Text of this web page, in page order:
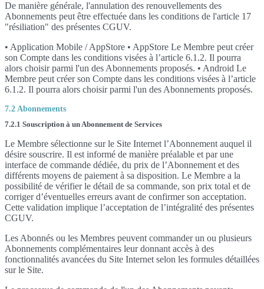
De manière générale, l'annulation des renouvellements des
Abonnements peut être effectuée dans les conditions de l'article 17
"résiliation" des présentes CGUV.
• Application Mobile / AppStore • AppStore Le Membre peut créer
son Compte dans les conditions visées à l’article 6.1.2. Il pourra
alors choisir parmi l'un des Abonnements proposés. • Android Le
Membre peut créer son Compte dans les conditions visées à l’article
6.1.2. Il pourra alors choisir parmi l'un des Abonnements proposés.
7.2 Abonnements
7.2.1 Souscription à un Abonnement de Services
Le Membre sélectionne sur le Site Internet l’Abonnement auquel il
désire souscrire. Il est informé de manière préalable et par une
interface de commande dédiée, du prix de l’Abonnement et des
différents moyens de paiement à sa disposition. Le Membre a la
possibilité de vérifier le détail de sa commande, son prix total et de
corriger d’éventuelles erreurs avant de confirmer son acceptation.
Cette validation implique l’acceptation de l’intégralité des présentes
CGUV.
Les Abonnés ou les Membres peuvent commander un ou plusieurs
Abonnements complémentaires leur donnant accès à des
fonctionnalités avancées du Site Internet selon les formules détaillées
sur le Site.